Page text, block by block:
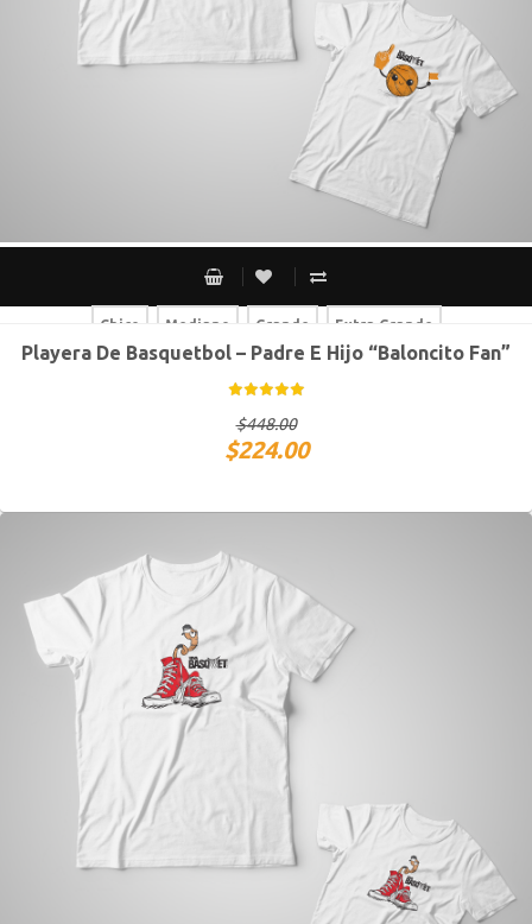
Chico Mediano Grande Extra Grande
Chico Mediano Grande Extra Grande
Playera De Basquetbol – Padre E Hijo “Baloncito Fan”
$448.00
$224.00